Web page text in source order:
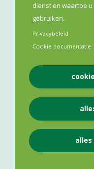
dienst en waartoe
gebruiken.
Privacybeleid
Cookie documentatie
alles
BE 0841 975 143
+32 484 50 25 12
Persverantwoordelijke